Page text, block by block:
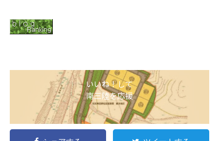
いいね！して
南三陸を応援